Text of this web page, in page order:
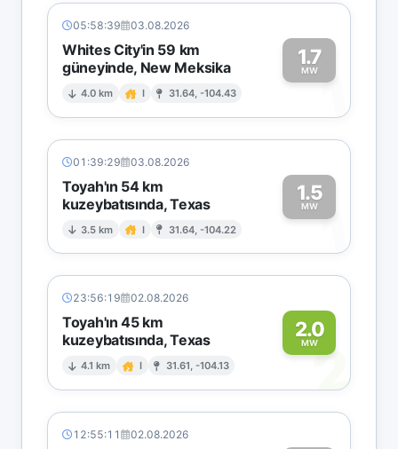
05:58:39 03.08.2026
Whites City'in 59 km
güneyinde, New Meksika
4.0 km I 31.64, -104.43
1.7
MW1
01:39:29 03.08.2026
Toyah'ın 54 km
kuzeybatısında, Texas
3.5 km I 31.64, -104.22
1.5
MW1
23:56:19 02.08.2026
Toyah'ın 45 km
kuzeybatısında, Texas
4.1 km I 31.61, -104.13
2.0
MW2
12:55:11 02.08.2026